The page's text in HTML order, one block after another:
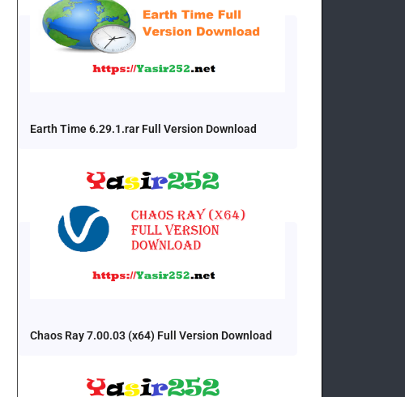
Earth Time 6.29.1.rar Full Version Download
Chaos Ray 7.00.03 (x64) Full Version Download